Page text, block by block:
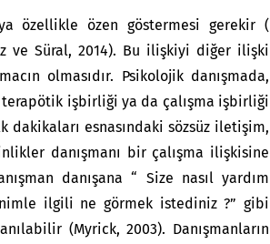
özellikle özen göstermesi gerekir (
ve Süral, 2014). Bu ilişkiyi diğer ilişki
olmasıdır. Psikolojik danışmada,
terapötik işbirliği ya da çalışma işbirliği
esnasındaki sözsüz iletişim,
danışmanı bir çalışma ilişkisine
danışana “ Size nasıl yardım
ilgili ne görmek istediniz ?” gibi
(Myrick, 2003). Danışmanların